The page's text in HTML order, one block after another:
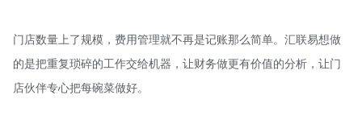
门店数量上了规模，费用管理就不再是记账那么简单。 汇联易想做
的是把重复琐碎的工作交给机器，让财务做更有价值的分析，让门
店伙伴专心把每碗菜做好。